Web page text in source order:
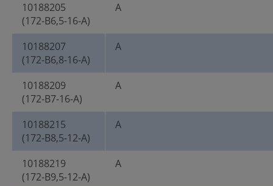
10188205
(172-B6,5-16-A)
A
10188207
(172-B6,8-16-A)
A
10188209
(172-B7-16-A)
A
10188215
(172-B8,5-12-A)
A
10188219
(172-B9,5-12-A)
A